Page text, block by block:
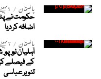
پاکستان 5 مہینے ago
حکومت نے
اضافہ کر دیا
پاکستان 7 مہینے ago
اہلیان
کے فیصلے
تنویر عباسی